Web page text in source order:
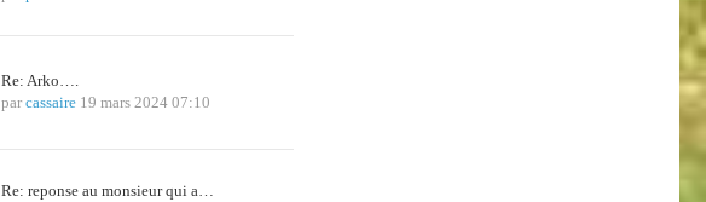
Re: Arko….
par cassaire 19 mars 2024 07:10
Re: reponse au monsieur qui a…